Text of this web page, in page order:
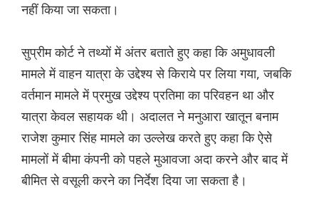
नहीं किया जा सकता।
सुप्रीम कोर्ट ने तथ्यों में अंतर बताते हुए कहा कि अमुधावली
मामले में वाहन यात्रा के उद्देश्य से किराये पर लिया गया, जबकि
वर्तमान मामले में प्रमुख उद्देश्य प्रतिमा का परिवहन था और
यात्रा केवल सहायक थी। अदालत ने मनुआरा खातून बनाम
राजेश कुमार सिंह मामले का उल्लेख करते हुए कहा कि ऐसे
मामलों में बीमा कंपनी को पहले मुआवजा अदा करने और बाद में
बीमित से वसूली करने का निर्देश दिया जा सकता है।